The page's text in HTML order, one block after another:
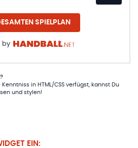
SPIELPLAN
by
in HTML/CSS verfügst, kannst Du
und stylen!
EIN: